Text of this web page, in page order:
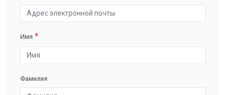
Имя
Фамилия